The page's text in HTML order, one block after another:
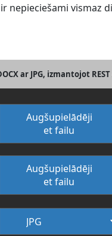
nepieciešami
ar JPG, izmantojot REST
Augšupielādēji
et failu
Augšupielādēji
et failu